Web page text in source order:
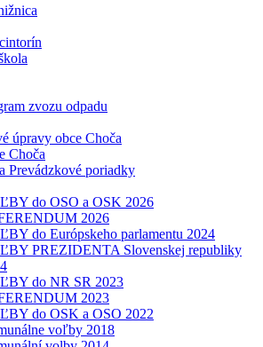
zvozu odpadu
úpravy obce Choča
Choča
Prevádzkové poriadky
do OSO a OSK 2026
2026
do Európskeho parlamentu 2024
PREZIDENTA Slovenskej republiky
do NR SR 2023
2023
do OSK a OSO 2022
voľby 2018